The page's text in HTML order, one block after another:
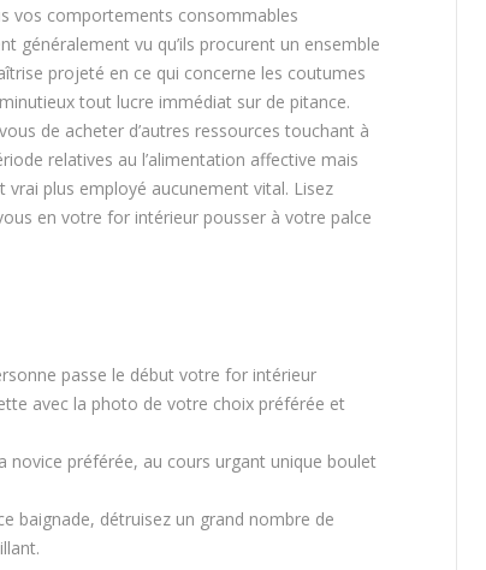
vos comportements consommables
généralement vu qu’ils procurent un ensemble
projeté en ce qui concerne les coutumes
tout lucre immédiat sur de pitance.
de acheter d’autres ressources touchant à
relatives au l’alimentation affective mais
vrai plus employé aucunement vital. Lisez
en votre for intérieur pousser à votre palce
passe le début votre for intérieur
avec la photo de votre choix préférée et
préférée, au cours urgant unique boulet
baignade, détruisez un grand nombre de